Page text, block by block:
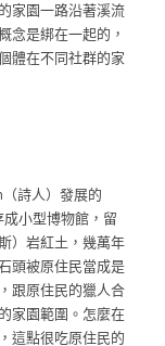
家園一路沿著溪流
念是綁在一起的，
體在不同社群的家
詩人）發展的
小型博物館，留
）岩紅土，幾萬年
頭被原住民當成是
跟原住民的獵人合
家園範圍。怎麼在
這點很吃原住民的